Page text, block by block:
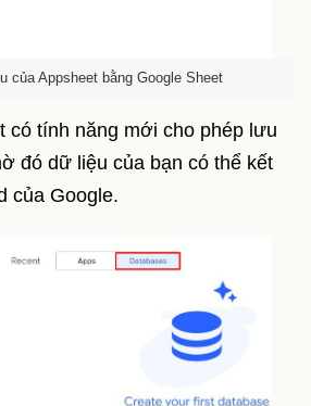
của Appsheet bằng Google Sheet
có tính năng mới cho phép lưu
đó dữ liệu của bạn có thể kết
của Google.